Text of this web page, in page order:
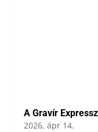
A Gravír
2026, ápr 14.